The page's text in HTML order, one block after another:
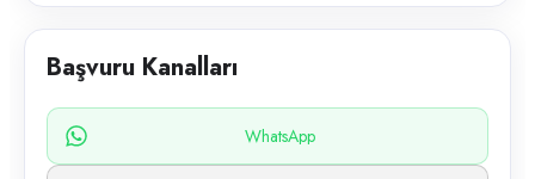
Başvuru Kanalları
WhatsApp